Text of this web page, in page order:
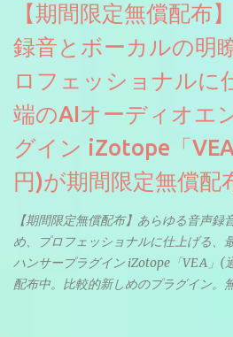
【期間限定無償配布
録音とボーカルの明
ロフェッショナルに
端のAIオーディオエ
グイン iZotope「
円)が期間限定無償配
【期間限定無償配布】あらゆる音声
め、プロフェッショナルに仕上げる、
ハンサープラグイン iZotope「VEA」(
配布中。比較的新しめのプラグイン。